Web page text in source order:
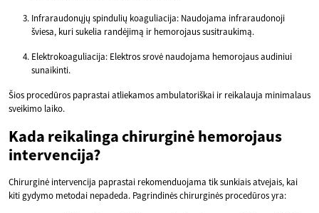
Infraraudonųjų spindulių koaguliacija: Naudojama infraraudonoji
šviesa, kuri sukelia randėjimą ir hemorojaus susitraukimą.
Elektrokoaguliacija: Elektros srovė naudojama hemorojaus audiniui
sunaikinti.
Šios procedūros paprastai atliekamos ambulatoriškai ir reikalauja minimalaus
sveikimo laiko.
Kada reikalinga chirurginė hemorojaus
intervencija?
Chirurginė intervencija paprastai rekomenduojama tik sunkiais atvejais, kai
kiti gydymo metodai nepadeda. Pagrindinės chirurginės procedūros yra: